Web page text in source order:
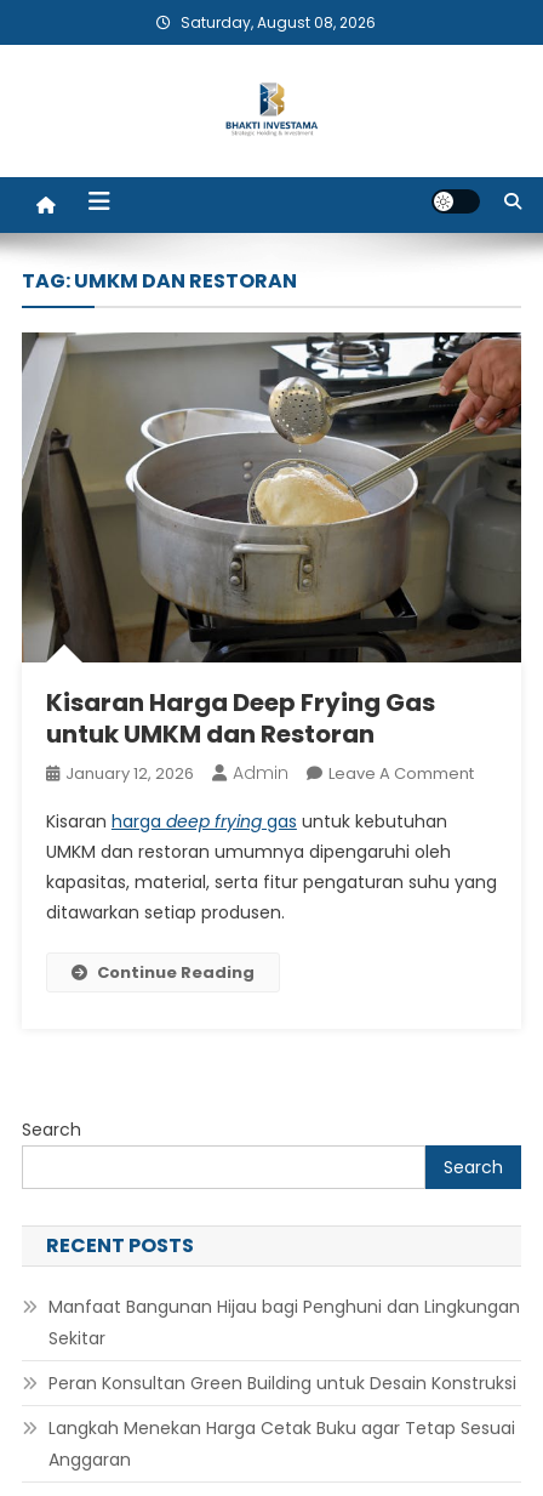
to
Saturday, August 08, 2026
Bhakti Investama
TAG:UMKM DAN RESTORAN
Kisaran Harga Deep Frying Gas
untuk UMKM dan Restoran
January 12, 2026 Admin Leave A CommentOn
Frying
Kisaran harga deep fryinggas untuk kebutuhan
UMKM dan restoran umumnya dipengaruhi oleh
kapasitas, material, serta fitur pengaturan suhu yang
ditawarkan setiap produsen.
Continue Reading
Search
Search
RECENT POSTS
Manfaat Bangunan Hijau bagi Penghuni dan Lingkungan
Sekitar
Peran Konsultan Green Building untuk Desain Konstruksi
Langkah Menekan Harga Cetak Buku agar Tetap Sesuai
Anggaran